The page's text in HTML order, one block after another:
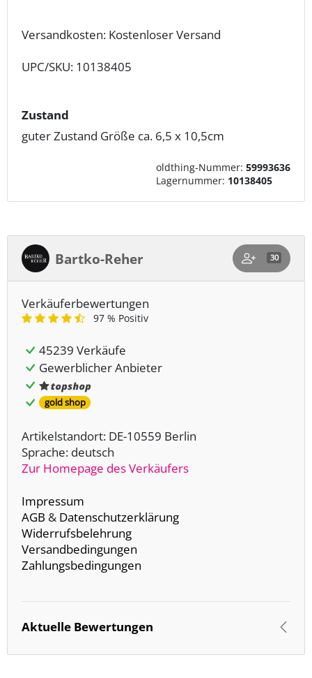
Versandkosten: Kostenloser Versand
UPC/SKU: 10138405
Zustand
guter Zustand Größe ca. 6,5 x 10,5cm
oldthing-Nummer: 59993636
Lagernummer: 10138405
Bartko-Reher 30
Verkäuferbewertungen
97 % Positiv
45239 Verkäufe
Gewerblicher Anbieter
gold shop
Artikelstandort: DE-10559 Berlin
Sprache: deutsch
Zur Homepage des Verkäufers
Impressum
AGB & Datenschutzerklärung
Widerrufsbelehrung
Versandbedingungen
Zahlungsbedingungen
Aktuelle Bewertungen